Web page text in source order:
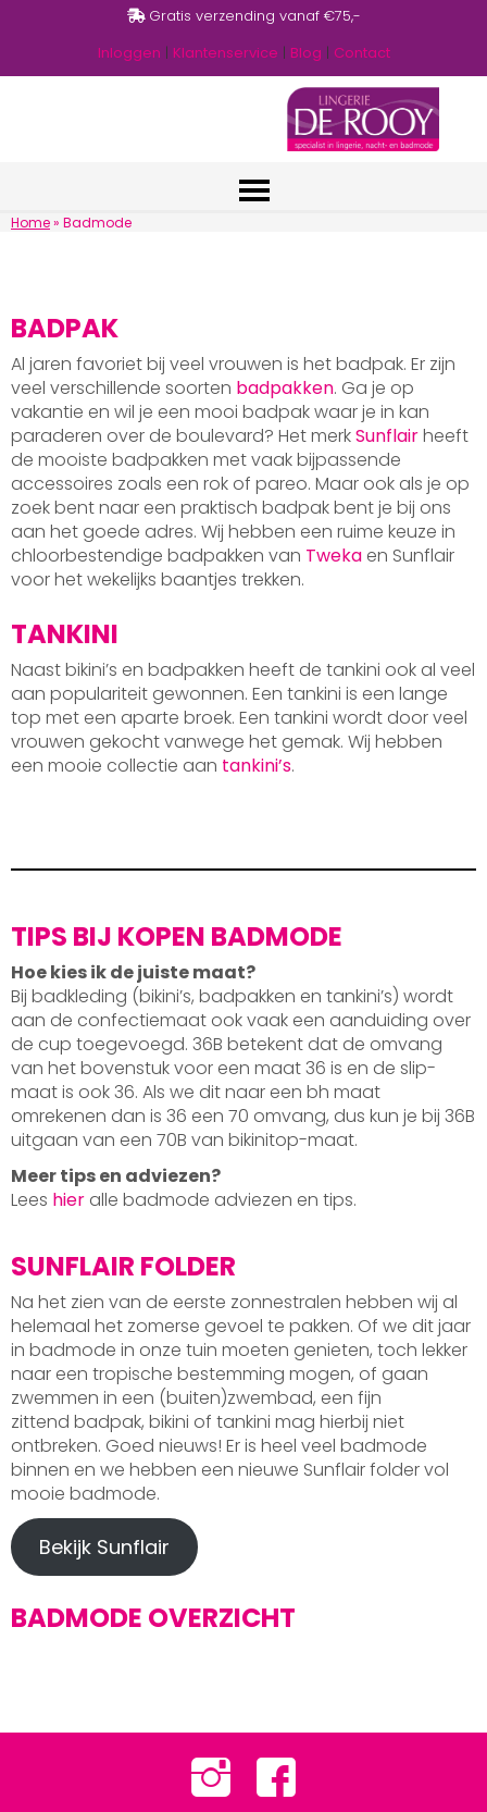
Gratis verzending vanaf €75,-
Inloggen | Klantenservice | Blog | Contact
Home» Badmode
BADPAK
Al jaren favoriet bij veel vrouwen is het badpak. Er zijn
veel verschillende soorten badpakken. Ga je op
vakantie en wil je een mooi badpak waar je in kan
paraderen over de boulevard? Het merkSunflairheeft
de mooiste badpakken met vaak bijpassende
accessoires zoals een rok of pareo. Maar ook als je op
zoek bent naar een praktisch badpak bent je bij ons
aan het goede adres. Wij hebben een ruime keuze in
chloorbestendige badpakken van Tweka en Sunflair
voor het wekelijks baantjes trekken.
TANKINI
Naast bikini’s en badpakken heeft de tankini ook al veel
aan populariteit gewonnen. Een tankini is een lange
top met een aparte broek. Een tankini wordt door veel
vrouwen gekocht vanwege het gemak. Wij hebben
een mooie collectie aan tankini’s.
TIPS BIJ KOPEN BADMODE
Hoe kies ik de juiste maat?
Bij badkleding (bikini’s, badpakken en tankini’s) wordt
aan de confectiemaat ook vaak een aanduiding over
de cup toegevoegd. 36B betekent dat de omvang
van het bovenstuk voor een maat 36 is en de slip-
maat is ook 36. Als we dit naar een bh maat
omrekenen dan is 36 een 70 omvang, dus kun je bij 36B
uitgaan van een 70B van bikinitop-maat.
Meer tips en adviezen?
Lees hier alle badmode adviezen en tips.
SUNFLAIR FOLDER
Na het zien van de eerste zonnestralen hebben wij al
helemaal het zomerse gevoel te pakken. Of we dit jaar
in badmode in onze tuin moeten genieten, toch lekker
naar een tropische bestemming mogen, of gaan
zwemmen in een (buiten)zwembad, een fijn
zittend badpak, bikini of tankini mag hierbij niet
ontbreken. Goed nieuws! Er is heel veel badmode
binnen en we hebben een nieuwe Sunflair folder vol
mooie badmode.
Bekijk Sunflair
BADMODE OVERZICHT